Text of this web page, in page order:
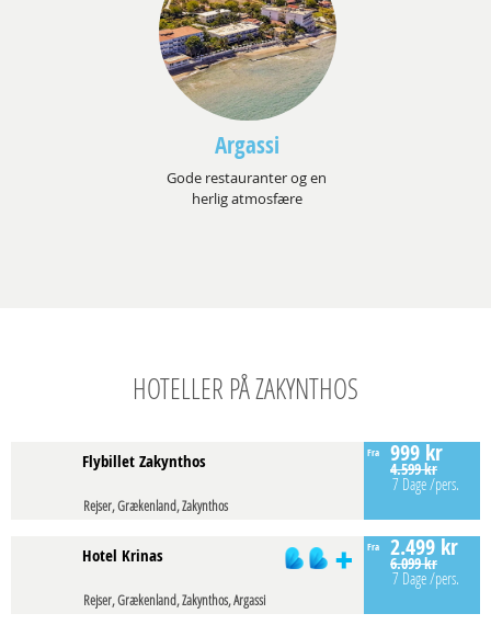
Argassi
Gode restauranter og en
herlig atmosfære
HOTELLER PÅ ZAKYNTHOS
Fra 999 kr
4.599 kr
7 Dage/pers.
Flybillet Zakynthos
Rejser, Grækenland, Zakynthos
Fra 2.499 kr
6.099 kr
7 Dage/pers.
Hotel Krinas
Rejser, Grækenland, Zakynthos, Argassi